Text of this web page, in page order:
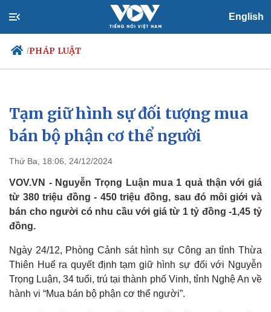
English
/PHÁP LUẬT
Chính trị
Đảng
Tổ chức nhân sự
Nhận diện sự thật
Xã hội
Tin 24h
Dự báo thời tiết
Việc làm
Biển đảo
Tạm giữ hình sự đối tượng mua
bán bộ phận cơ thể người
Thứ Ba, 18:06, 24/12/2024
VOV.VN - Nguyễn Trọng Luận mua 1 quả thận với giá
từ 380 triệu đồng - 450 triệu đồng, sau đó môi giới và
bán cho người có nhu cầu với giá từ 1 tỷ đồng -1,45 tỷ
đồng.
Ngày 24/12, Phòng Cảnh sát hình sự Công an tỉnh Thừa
Thiên Huế ra quyết định tạm giữ hình sự đối với Nguyễn
Trọng Luận, 34 tuổi, trú tại thành phố Vinh, tỉnh Nghệ An về
hành vi “Mua bán bộ phận cơ thể người”.